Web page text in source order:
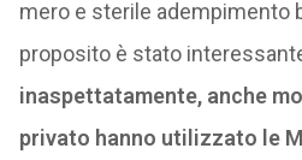
mero e sterile adempimento
proposito è stato
inaspettatamente, anche
privato hanno utilizzato le